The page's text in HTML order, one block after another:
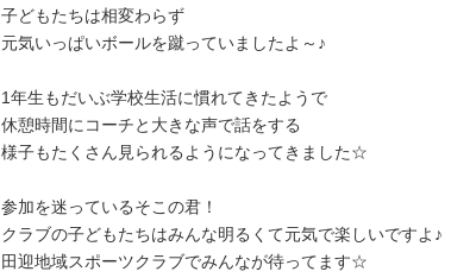
子どもたちは相変わらず
元気いっぱいボールを蹴っていましたよ～♪
1年生もだいぶ学校生活に慣れてきたようで
休憩時間にコーチと大きな声で話をする
様子もたくさん見られるようになってきました☆
参加を迷っているそこの君！
クラブの子どもたちはみんな明るくて元気で楽しいですよ♪
田迎地域スポーツクラブでみんなが待ってます☆